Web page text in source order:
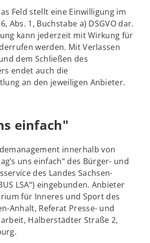
Feld stellt eine Einwilligung im
Abs. 1, Buchstabe a) DSGVO dar.
kann jederzeit mit Wirkung für
werden. Mit Verlassen
dem Schließen des
endet auch die
an den jeweiligen Anbieter.
einfach"
innerhalb von
uns einfach“ des Bürger- und
des Landes Sachsen-
LSA“) eingebunden. Anbieter
für Inneres und Sport des
Anhalt, Referat Presse- und
Halberstädter Straße 2,